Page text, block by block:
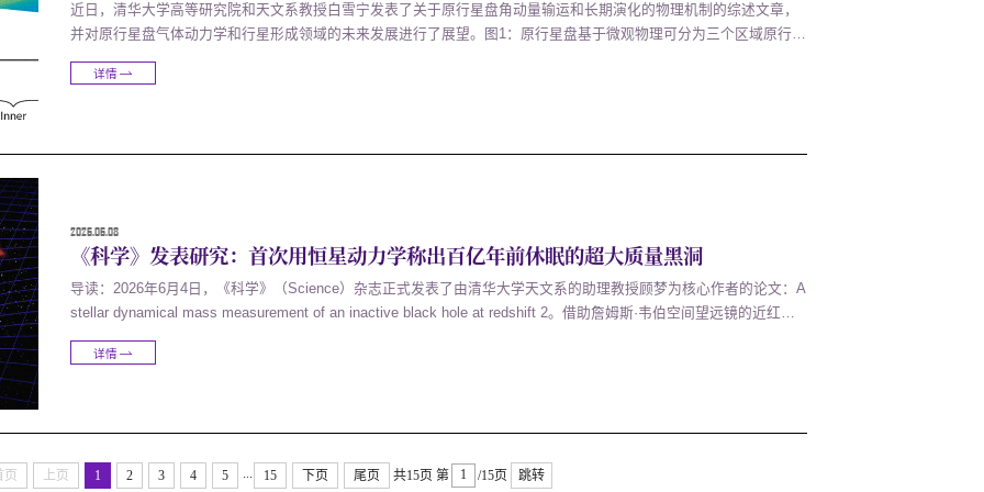
近日，清华大学高等研究院和天文系教授白雪宁发表了关于原行星盘角动量输运和长期演化的物理机制的综述文章，
并对原行星盘气体动力学和行星形成领域的未来发展进行了展望。图1：原行星盘基于微观物理可分为三个区域原行星
过程都强烈依赖盘中的物理条件，特别是盘的结构和演化路径，它们均同原行星盘角动量输运的物理机...
详情
2026.06.08
《科学》发表研究：首次用恒星动力学称出百亿年前休眠的超大质量黑洞
导读：2026年6月4日，《科学》（Science）杂志正式发表了由清华大学天文系的助理教授顾梦为核心作者的论文：A
stellar dynamical mass measurement of an inactive black hole at redshift 2。借助詹姆斯·韦伯空间望远镜的近红外
积分视场光谱，和前景星系团的强引力透镜放大，该合作首次利用恒星动力学方法对一个约100亿年前（z=1.95）的
高红移宇宙中，处于休眠状态的超大质量黑洞进行质量测量，发现其约为60亿倍太阳质量。在宇...
详情
页 上页 1 2 3 4 5 ... 15 下页 尾页 共15页 第 /15页 跳转